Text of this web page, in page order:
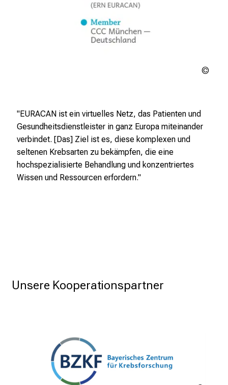
"EURACAN ist ein virtuelles Netz, das Patienten und
Gesundheitsdienstleister in ganz Europa miteinander
verbindet. [Das] Ziel ist es, diese komplexen und
seltenen Krebsarten zu bekämpfen, die eine
hochspezialisierte Behandlung und konzentriertes
Wissen und Ressourcen erfordern."
Unsere Kooperationspartner